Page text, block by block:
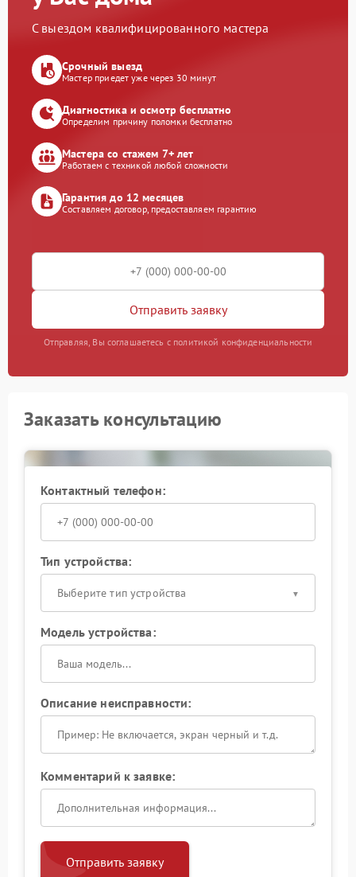
С выездом квалифицированного мастера
Срочный выезд
Мастер приедет уже через 30 минут
Диагностика и осмотр бесплатно
Определим причину поломки бесплатно
Мастера со стажем 7+ лет
Работаем с техникой любой сложности
Гарантия до 12 месяцев
Составляем договор, предоставляем гарантию
Отправить заявку
Отправляя, Вы соглашаетесь с политикой конфиденциальности
Заказать консультацию
Контактный телефон:
Тип устройства:
Выберите тип устройства
Модель устройства:
Описание неисправности:
Комментарий к заявке:
Отправить заявку